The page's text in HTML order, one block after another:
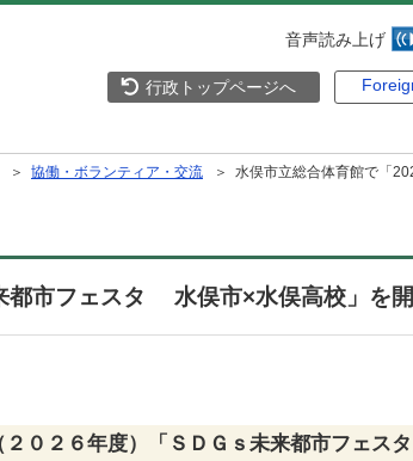
音声読み上げ
行政トップページへ
＞ 協働・ボランティア・交流 ＞ 水俣市立総合体育館で「
都市フェスタ 水俣市×水俣高校」を開
０２６年度）「ＳＤＧｓ未来都市フェスタ